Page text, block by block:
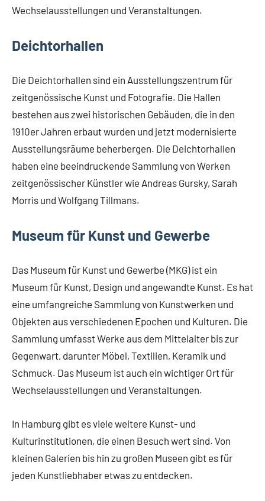
Wechselausstellungen und Veranstaltungen.
Deichtorhallen
Die Deichtorhallen sind ein Ausstellungszentrum für
zeitgenössische Kunst und Fotografie. Die Hallen
bestehen aus zwei historischen Gebäuden, die in den
1910er Jahren erbaut wurden und jetzt modernisierte
Ausstellungsräume beherbergen. Die Deichtorhallen
haben eine beeindruckende Sammlung von Werken
zeitgenössischer Künstler wie Andreas Gursky, Sarah
Morris und Wolfgang Tillmans.
Museum für Kunst und Gewerbe
Das Museum für Kunst und Gewerbe (MKG) ist ein
Museum für Kunst, Design und angewandte Kunst. Es hat
eine umfangreiche Sammlung von Kunstwerken und
Objekten aus verschiedenen Epochen und Kulturen. Die
Sammlung umfasst Werke aus dem Mittelalter bis zur
Gegenwart, darunter Möbel, Textilien, Keramik und
Schmuck. Das Museum ist auch ein wichtiger Ort für
Wechselausstellungen und Veranstaltungen.
In Hamburg gibt es viele weitere Kunst- und
Kulturinstitutionen, die einen Besuch wert sind. Von
kleinen Galerien bis hin zu großen Museen gibt es für
jeden Kunstliebhaber etwas zu entdecken.